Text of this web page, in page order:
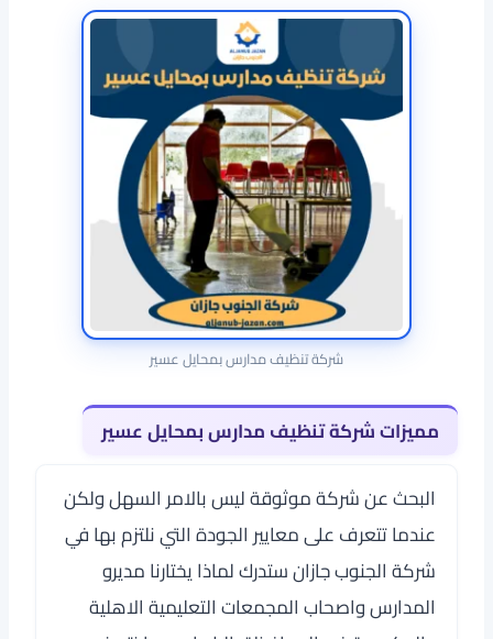
شركة تنظيف مدارس بمحايل عسير
مميزات شركة تنظيف مدارس بمحايل عسير
البحث عن شركة موثوقة ليس بالامر السهل ولكن
عندما تتعرف على معايير الجودة التي نلتزم بها في
شركة الجنوب جازان ستدرك لماذا يختارنا مديرو
المدارس واصحاب المجمعات التعليمية الاهلية